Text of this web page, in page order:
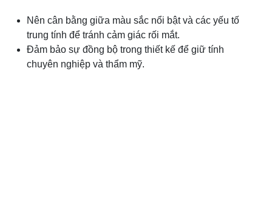
Nên cân bằng giữa màu sắc nổi bật và các yếu tố
trung tính để tránh cảm giác rối mắt.
Đảm bảo sự đồng bộ trong thiết kế để giữ tính
chuyên nghiệp và thẩm mỹ.